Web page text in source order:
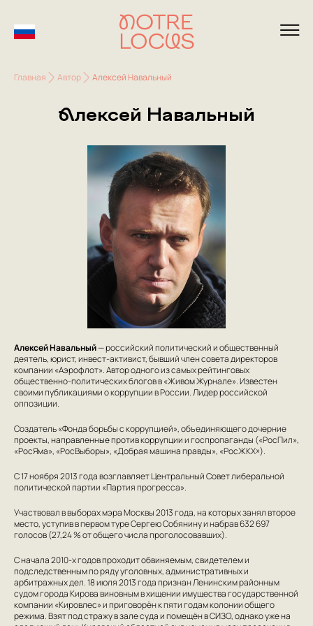
Главная Автор Алексей Навальный
Алексей Навальный
Алексей Навальный— российский политический и общественный
деятель, юрист, инвест-активист, бывший член совета директоров
компании «Аэрофлот». Автор одного из самых рейтинговых
общественно-политических блогов в «Живом Журнале». Известен
своими публикациями о коррупции в России. Лидер российской
оппозиции.
Создатель «Фонда борьбы с коррупцией», объединяющего дочерние
проекты, направленные против коррупции и госпропаганды («РосПил»,
«РосЯма», «РосВыборы», «Добрая машина правды», «РосЖКХ»).
C 17 ноября 2013 года возглавляет Центральный Совет либеральной
политической партии «Партия прогресса».
Участвовал в выборах мэра Москвы 2013 года, на которых занял второе
место, уступив в первом туре Сергею Собянину и набрав 632 697
голосов (27,24 % от общего числа проголосовавших).
С начала 2010-х годов проходит обвиняемым, свидетелем и
подследственным по ряду уголовных, административных и
арбитражных дел. 18 июля 2013 года признан Ленинским районным
судом города Кирова виновным в хищении имущества государственной
компании «Кировлес» и приговорён к пяти годам колонии общего
режима. Взят под стражу в зале суда и помещён в СИЗО, однако уже на